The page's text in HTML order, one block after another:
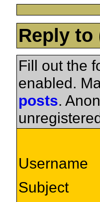
Reply to
Fill out the
enabled.
posts.
Username
Subject